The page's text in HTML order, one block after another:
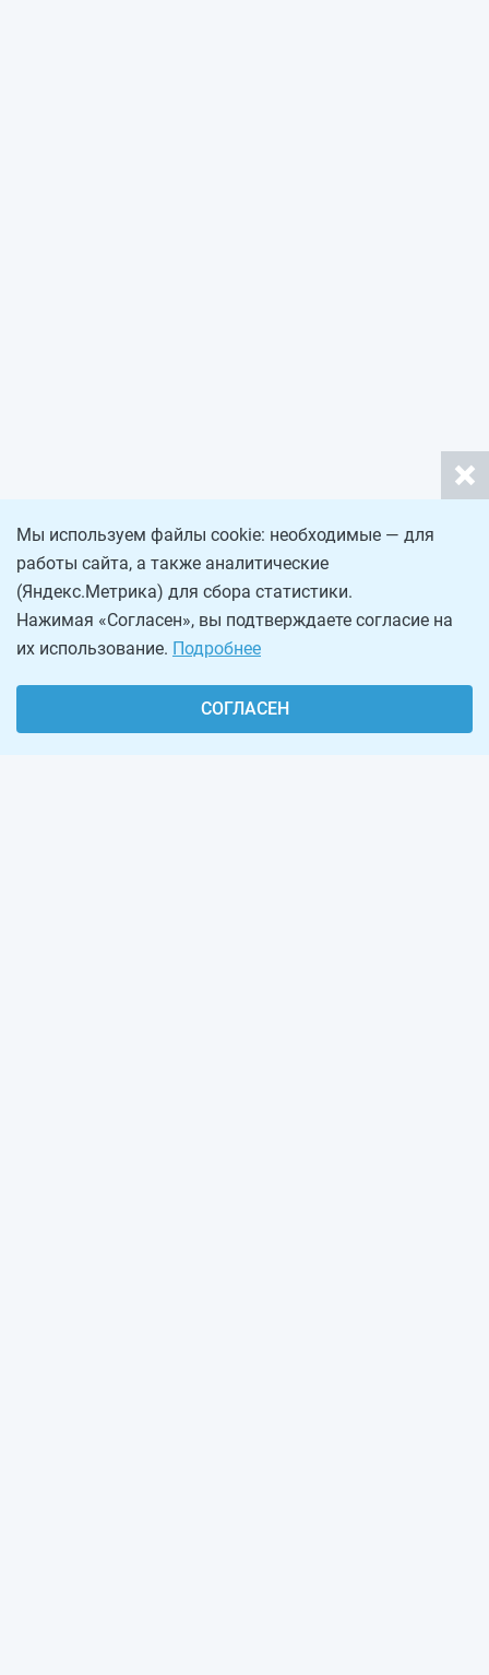
Мы используем файлы cookie: необходимые — для
работы сайта, а также аналитические
(Яндекс.Метрика) для сбора статистики.
Нажимая «Согласен», вы подтверждаете согласие на
их использование. Подробнее
СОГЛАСЕН